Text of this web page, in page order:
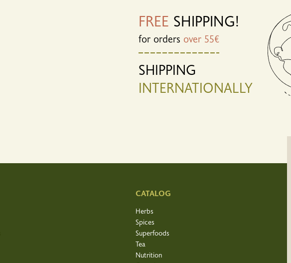
FREE SHIPPING!
for orders over 55€
SHIPPING
INTERNATIONALLY
CATALOG
Herbs
Spices
Superfoods
Tea
Nutrition